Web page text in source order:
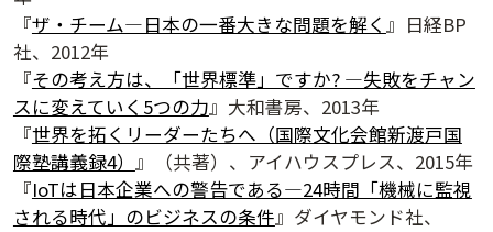
『ザ・チーム―日本の一番大きな問題を解く 』日経BP
社、2012年
『その考え方は、「世界標準」ですか? ―失敗をチャン
スに変えていく5つの力』大和書房、2013年
『世界を拓くリーダーたちへ（国際文化会館新渡戸国
際塾講義録4） 』（共著）、アイハウスプレス、2015年
『IoTは日本企業への警告である―24時間「機械に監視
される時代」のビジネスの条件』ダイヤモンド社、